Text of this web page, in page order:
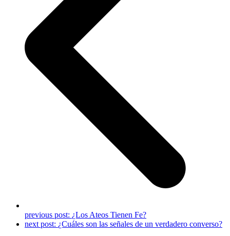
previous post: ¿Los Ateos Tienen Fe?
next post: ¿Cuáles son las señales de un verdadero converso?